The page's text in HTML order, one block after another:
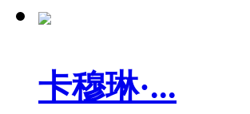
卡穆琳·...